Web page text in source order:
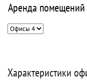
Аренда помещений
Характеристики